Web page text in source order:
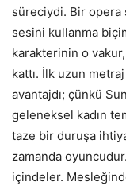
süreciydi. Bir opera
sesini kullanma
karakterinin o
kattı. İlk uzun
avantajdı; çünkü
geleneksel kadın
taze bir duruşa
zamanda
içindeler.